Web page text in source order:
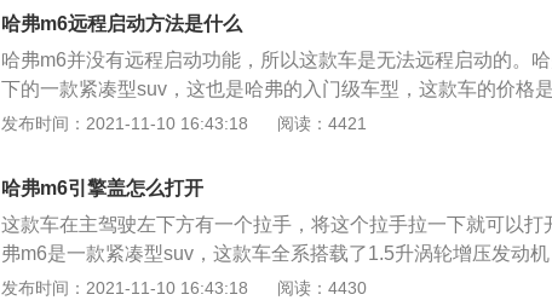
型，全系搭载1.5T涡轮增压发动机，满足国六排放标准，配置高
性强。该车的长宽高分别为4649mm、1830mm、1705mm，轴
哈弗m6远程启动方法是什么
哈弗m6并没有远程启动功能，所以这款车是无法远程启动的。
下的一款紧凑型suv，这也是哈弗的入门级车型，这款车的价格是
哈弗m6全系使用了一款1.5升涡轮增压发动机，这款发动机有150
为1800到4400转每分钟。这款发动机搭载了多点电喷技术，并且
盖缸体。与这款发动机匹配的是6速手动变速箱或7速双离合变速
箱的换挡速度非常快，传动效率也是很高的，这种变速箱是非常
轮增压发动机配合使用的。哈弗m6的车内空间也是比较大的，
别是4649毫米，1830毫米，1705毫米，轴距为2680毫米。哈弗
发布时间：2021-11-10 16:43:18 阅读：4421
哈弗m6引擎盖怎么打开
这款车在主驾驶左下方有一个拉手，将这个拉手拉一下就可以打
弗m6是一款紧凑型suv，这款车全系搭载了1.5升涡轮增压发动
代号为GW4G15B，这款发动机的最大功率为110kw，最大扭矩
发布时间：2021-11-10 16:43:18 阅读：4430